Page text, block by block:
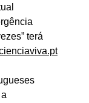
terá